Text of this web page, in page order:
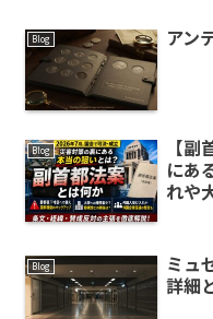
Blog アン
Blog
【
にあ
れや
Blog
ミュ
詳細